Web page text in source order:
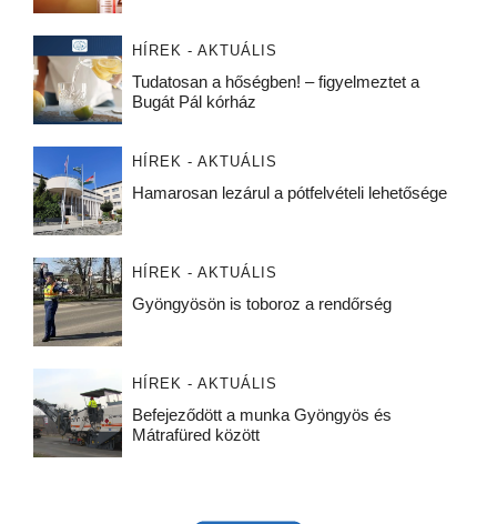
HÍREK - AKTUÁLIS
Tudatosan a hőségben! – figyelmeztet a
Bugát Pál kórház
HÍREK - AKTUÁLIS
Hamarosan lezárul a pótfelvételi lehetősége
HÍREK - AKTUÁLIS
Gyöngyösön is toboroz a rendőrség
HÍREK - AKTUÁLIS
Befejeződött a munka Gyöngyös és
Mátrafüred között